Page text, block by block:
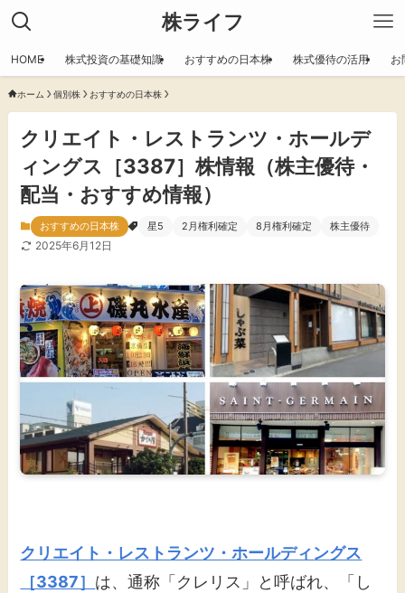
株ライフ
HOME 株式投資の基礎知識 おすすめの日本株 株式優待の活用 お
ホーム 個別株 おすすめの日本株
クリエイト・レストランツ・ホールデ
ィングス［3387］株情報（株主優待・
配当・おすすめ情報）
おすすめの日本株 星5 2月権利確定 8月権利確定 株主優待
2025年6月12日
クリエイト・レストランツ・ホールディングス
［3387］ は、通称「クレリス」と呼ばれ、「し